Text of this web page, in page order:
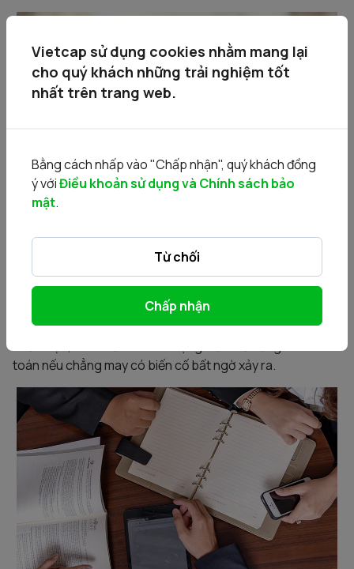
Làm gì để tránh rơi vào tình trạng nợ
xấu?
Trước khi đi vay tại ngân hàng hoặc các công ty tài chính,
khách hàng nên tự đánh giá khả năng và phương án trả nợ
toán nếu chẳng may có biến cố bất ngờ xảy ra.
Vietcap sử dụng cookies nhằm mang lại
cho quý khách những trải nghiệm tốt
nhất trên trang web.
Bằng cách nhấp vào "Chấp nhận", quý khách đồng
ý vớiĐiều khoản sử dụng và Chính sách bảo
mật.
Từ chối
Chấp nhận